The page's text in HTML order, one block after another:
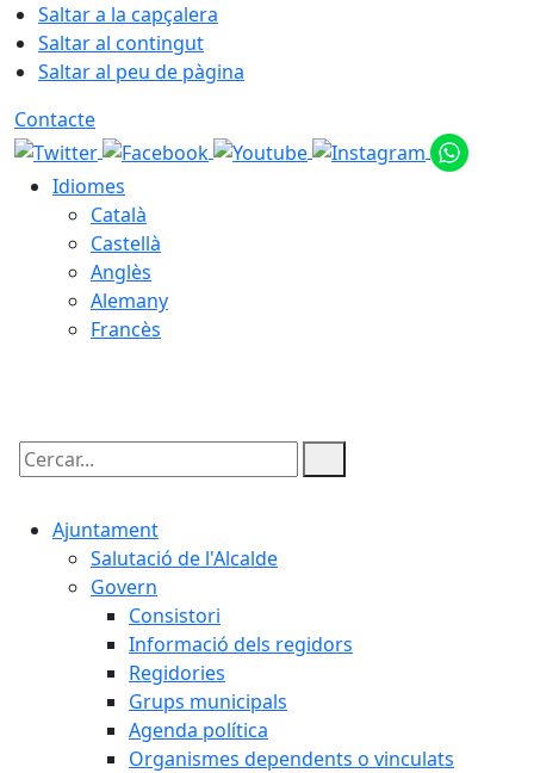
Saltar a la capçalera
Saltar al contingut
Saltar al peu de pàgina
Contacte
Idiomes
Català
Castellà
Anglès
Alemany
Francès
Cercar:
Ajuntament
Salutació de l'Alcalde
Govern
Consistori
Informació dels regidors
Regidories
Grups municipals
Agenda política
Organismes dependents o vinculats